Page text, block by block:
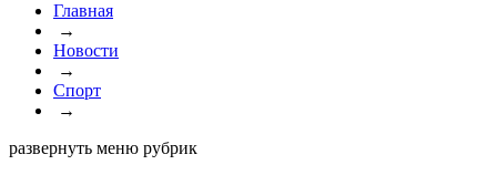
Главная
→
Новости
→
Спорт
→
развернуть меню рубрик